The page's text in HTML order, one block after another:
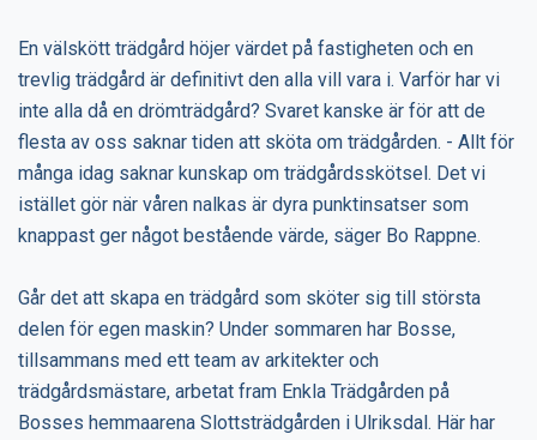
En välskött trädgård höjer värdet på fastigheten och en
trevlig trädgård är definitivt den alla vill vara i. Varför har vi
inte alla då en drömträdgård? Svaret kanske är för att de
flesta av oss saknar tiden att sköta om trädgården. - Allt för
många idag saknar kunskap om trädgårdsskötsel. Det vi
istället gör när våren nalkas är dyra punktinsatser som
knappast ger något bestående värde, säger Bo Rappne.
Går det att skapa en trädgård som sköter sig till största
delen för egen maskin? Under sommaren har Bosse,
tillsammans med ett team av arkitekter och
trädgårdsmästare, arbetat fram Enkla Trädgården på
Bosses hemmaarena Slottsträdgården i Ulriksdal. Här har